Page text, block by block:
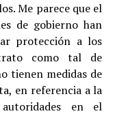
Me parece que el
de gobierno han
protección a los
como tal de
tienen medidas de
en referencia a la
en el